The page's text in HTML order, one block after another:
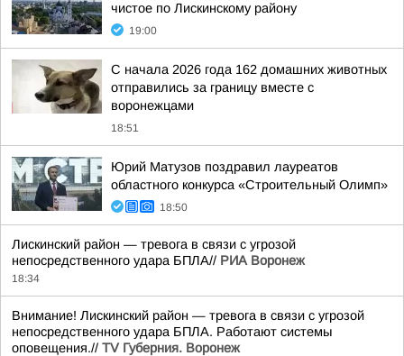
чистое по Лискинскому району
19:00
С начала 2026 года 162 домашних животных
отправились за границу вместе с
воронежцами
18:51
Юрий Матузов поздравил лауреатов
областного конкурса «Строительный Олимп»
18:50
Лискинский район — тревога в связи с угрозой
непосредственного удара БПЛА// РИА Воронеж
18:34
Внимание! Лискинский район — тревога в связи с угрозой
непосредственного удара БПЛА. Работают системы
оповещения.// TV Губерния. Воронеж